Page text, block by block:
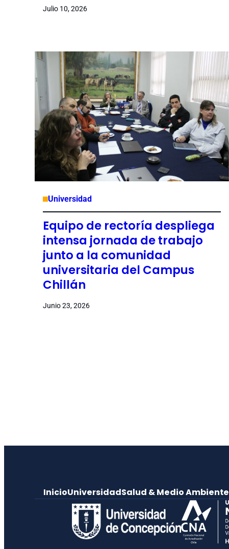
Julio 10, 2026
Universidad
Equipo de rectoría despliega
intensa jornada de trabajo
junto a la comunidad
universitaria del Campus
Chillán
Junio 23, 2026
InicioUniversidadSalud & Medio Ambiente